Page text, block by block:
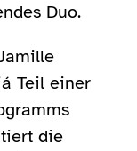
Duo.
Teil einer
die